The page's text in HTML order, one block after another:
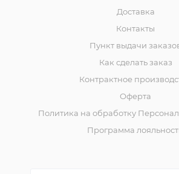
Доставка
Контакты
Пункт выдачи
Как сделать заказ
Контрактное
Оферта
Политика на обработку
Программа